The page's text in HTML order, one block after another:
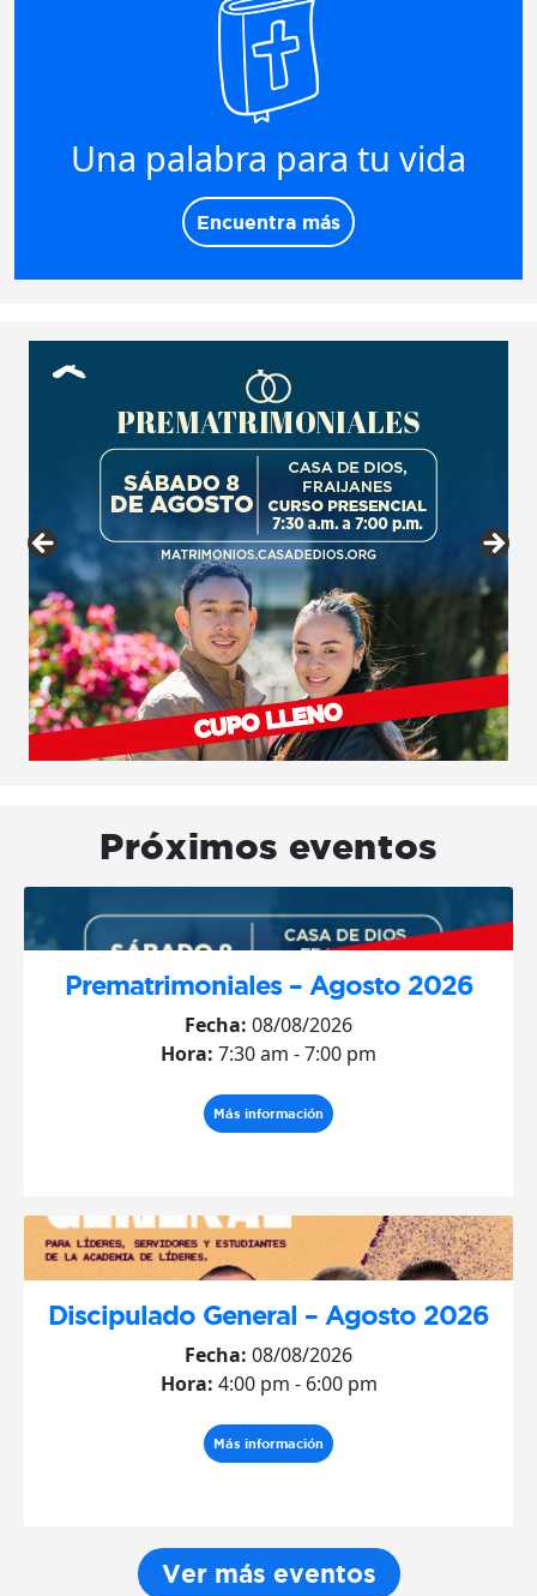
Una palabra para tu vida
Encuentra más
Próximos eventos
Prematrimoniales – Agosto 2026
Fecha: 08/08/2026
Hora: 7:30 am - 7:00 pm
Más información
Discipulado General – Agosto 2026
Fecha: 08/08/2026
Hora: 4:00 pm - 6:00 pm
Más información
Ver más eventos